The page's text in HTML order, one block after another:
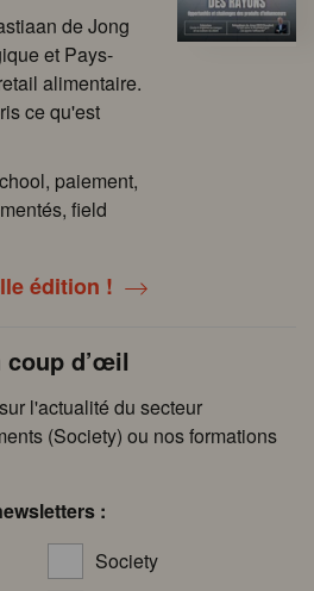
de Jong
et Pays-
alimentaire.
ce qu'est
paiement,
field
édition !
coup d’œil
l'actualité du secteur
(Society) ou nos formations
:
Society